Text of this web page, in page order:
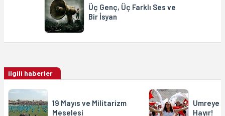
Üç Genç, Üç Farklı Ses ve
Bir İsyan
ilgili haberler
19 Mayıs ve Militarizm
Meselesi
Umreye
Hayır!